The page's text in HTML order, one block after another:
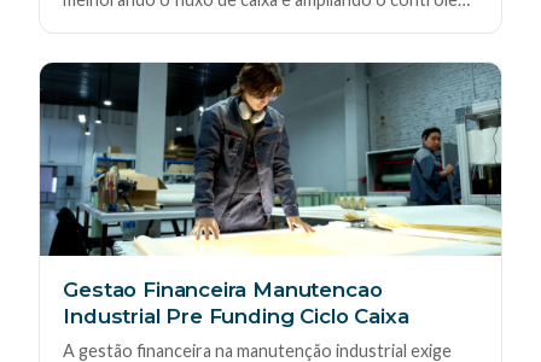
negociação no mercado B2B.
Gestao Financeira Manutencao
Industrial Pre Funding Ciclo Caixa
A gestão financeira na manutenção industrial exige